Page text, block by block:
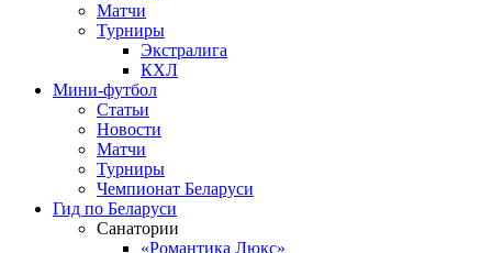
Матчи
Турниры
Экстралига
КХЛ
Мини-футбол
Статьи
Новости
Матчи
Турниры
Чемпионат Беларуси
Гид по Беларуси
Санатории
«Романтика Люкс»